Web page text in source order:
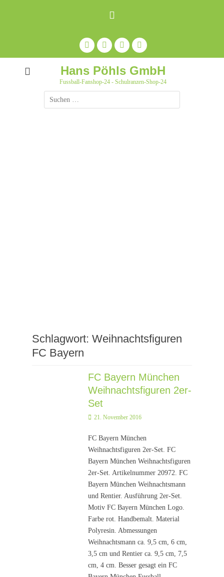
Facebook
Feed
Auf
Pinterest
pinnen
YouTube
Hans Pöhls GmbH
Fussball-Fanshop-24 - Schulranzen-Shop-24
Suche
nach:
Schlagwort: Weihnachtsfiguren
FC Bayern
FC Bayern München
Weihnachtsfiguren 2er-
Set
Posted
21. November 2016
FC Bayern München
Weihnachtsfiguren 2er-Set. FC
Bayern München Weihnachtsfiguren
2er-Set. Artikelnummer 20972. FC
Bayern München Weihnachtsmann
und Rentier. Ausführung 2er-Set.
Motiv FC Bayern München Logo.
Farbe rot. Handbemalt. Material
Polyresin. Abmessungen
Weihnachtsmann ca. 9,5 cm, 6 cm,
3,5 cm und Rentier ca. 9,5 cm, 7,5
cm, 4 cm. Besser gesagt ein FC